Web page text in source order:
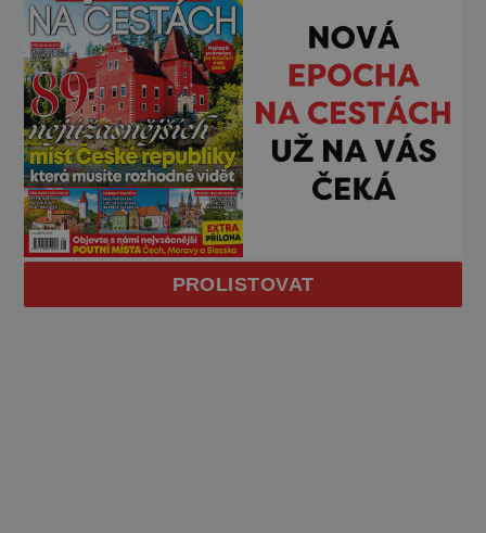
PROLISTOVAT